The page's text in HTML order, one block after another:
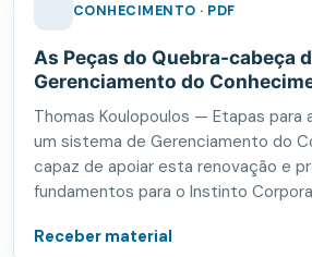
CONHECIMENTO · PDF
As Peças do Quebra-cabeça
Gerenciamento do
Thomas Koulopoulos — Etapas para
um sistema de Gerenciamento do
capaz de apoiar esta renovação e
fundamentos para o Instinto
Receber material